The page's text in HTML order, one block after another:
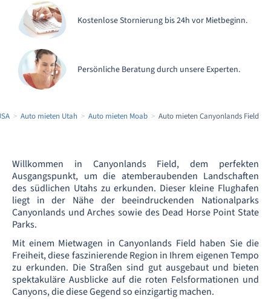
Kostenlose Stornierung bis 24h vor Mietbeginn.
Persönliche Beratung durch unsere Experten.
Auto mieten Utah Auto mieten Moab Auto mieten Canyonlands Field
Willkommen in Canyonlands Field, dem perfekten
Ausgangspunkt, um die atemberaubenden Landschaften
des südlichen Utahs zu erkunden. Dieser kleine Flughafen
liegt in der Nähe der beeindruckenden Nationalparks
Canyonlands und Arches sowie des Dead Horse Point State
Parks.
Mit einem Mietwagen in Canyonlands Field haben Sie die
Freiheit, diese faszinierende Region in Ihrem eigenen Tempo
zu erkunden. Die Straßen sind gut ausgebaut und bieten
spektakuläre Ausblicke auf die roten Felsformationen und
Canyons, die diese Gegend so einzigartig machen.